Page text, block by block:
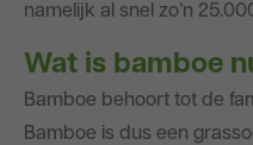
namelijk al snel zo’n
Wat is bamboe
Bamboe behoort tot de
Bamboe is dus een